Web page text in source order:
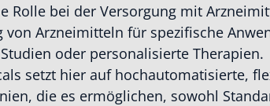
Rolle bei der Versorgung mit
von Arzneimitteln für spezifische
oder personalisierte
setzt hier auf hochautomatisierte,
die es ermöglichen, sowohl